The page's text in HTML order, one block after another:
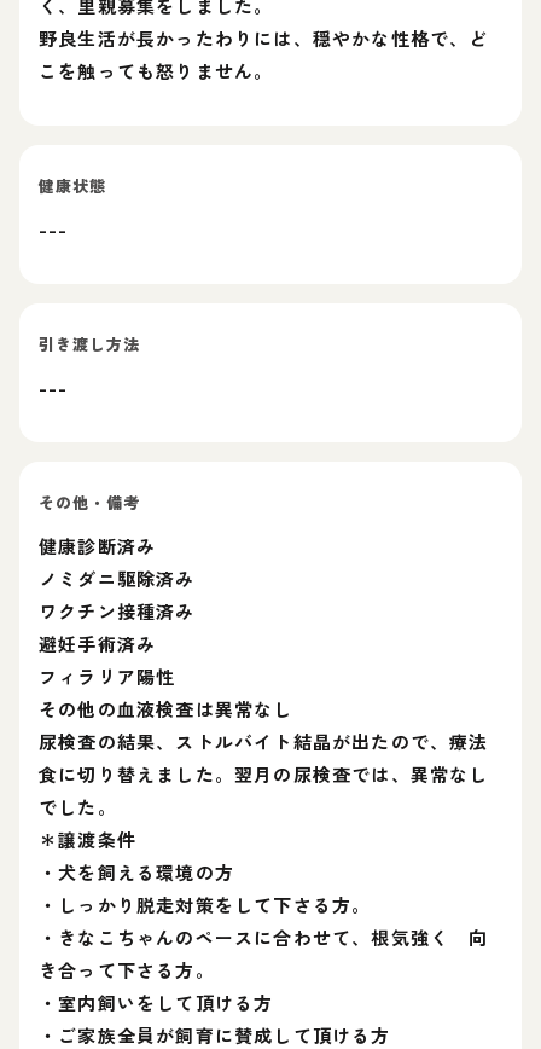
く、里親募集をしました。
野良生活が長かったわりには、穏やかな性格で、ど
こを触っても怒りません。
健康状態
---
引き渡し方法
---
その他・備考
健康診断済み
ノミダニ駆除済み
ワクチン接種済み
避妊手術済み
フィラリア陽性
その他の血液検査は異常なし
尿検査の結果、ストルバイト結晶が出たので、療法
食に切り替えました。翌月の尿検査では、異常なし
でした。
＊譲渡条件
・犬を飼える環境の方
・しっかり脱走対策をして下さる方。
・きなこちゃんのペースに合わせて、根気強く 向
き合って下さる方。
・室内飼いをして頂ける方
・ご家族全員が飼育に賛成して頂ける方